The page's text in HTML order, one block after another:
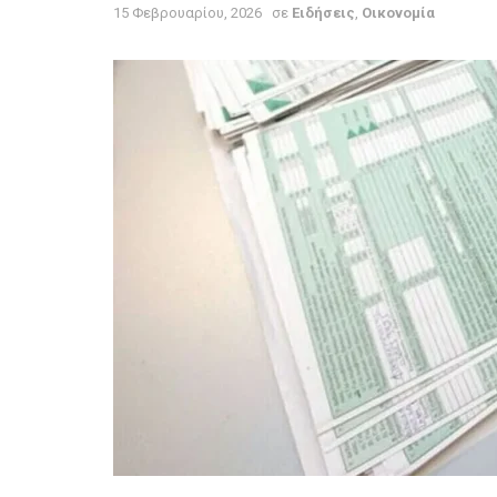
15 Φεβρουαρίου, 2026 σε Ειδήσεις Οικονομία